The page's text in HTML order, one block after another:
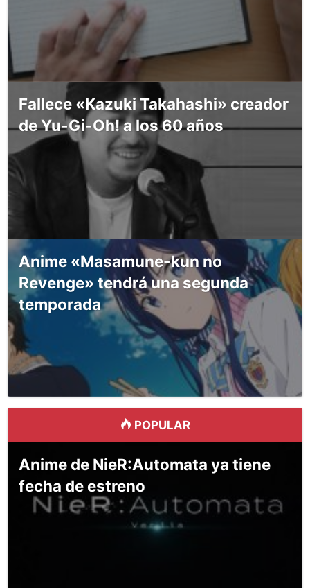
Fallece «Kazuki Takahashi» creador
de Yu-Gi-Oh! a los 60 años
Anime «Masamune-kun no
Revenge» tendrá una segunda
temporada
POPULAR
Anime de NieR:Automata ya tiene
fecha de estreno